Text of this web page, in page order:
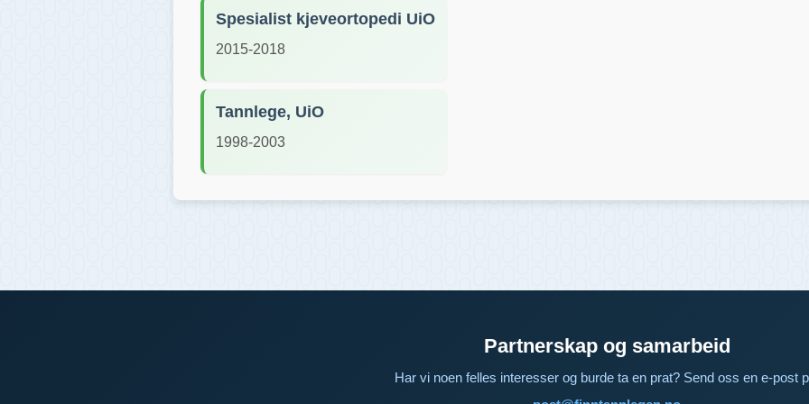
Spesialist kjeveortopedi UiO
2015-2018
Tannlege, UiO
1998-2003
Partnerskap og samarbeid
Har vi noen felles interesser og burde ta en prat? Send oss en e-post